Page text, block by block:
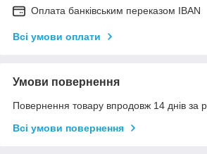
Оплата банківським переказом IBAN
Всі умови оплати
Умови повернення
Повернення товару впродовж 14 днів за
Всі умови повернення